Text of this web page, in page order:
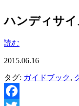
ハンディサ
読む
2015.06.16
タグ: ガイドブック,